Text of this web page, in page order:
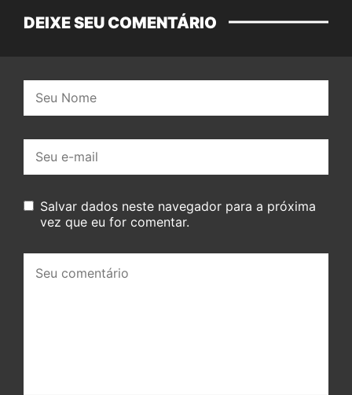
DEIXE SEU COMENTÁRIO
mail:
Salvar dados neste navegador para a próxima
vez que eu for comentar.
comentário: